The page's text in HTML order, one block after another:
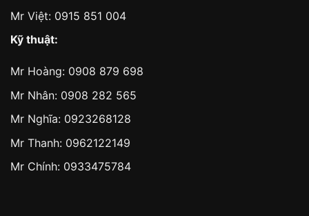
Mr Việt: 0915 851 004
Kỹ thuật:
Mr Hoàng: 0908 879 698
Mr Nhân: 0908 282 565
Mr Nghĩa: 0923268128
Mr Thanh: 0962122149
Mr Chính: 0933475784